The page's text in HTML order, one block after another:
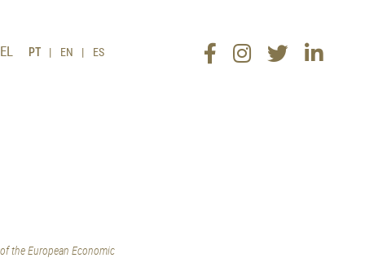
PT EN ES
the European Economic